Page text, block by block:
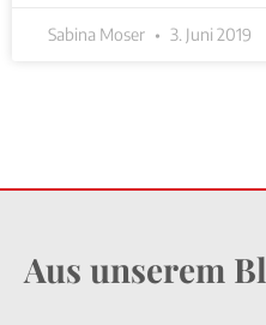
Sabina Moser 3. Juni 2019
Aus unserem